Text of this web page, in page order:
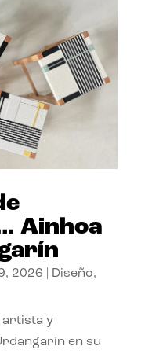
Ainhoa
2026 Diseño,
artista y
en su